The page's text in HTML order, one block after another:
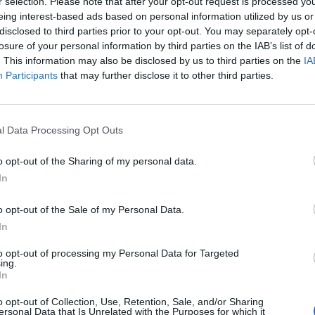
interest-based ads based on personal information utilized by us
to third parties prior to your opt-out. You may separately
of your personal information by third parties on the IAB’s list of
This information may also be disclosed by us to third parties on the
Participants that may further disclose it to other third parties.
Data Processing Opt Outs
opt-out of the Sharing of my personal data.
opt-out of the Sale of my Personal Data.
opt-out of processing my Personal Data for Targeted
opt-out of Collection, Use, Retention, Sale, and/or Sharing
Data that Is Unrelated with the Purposes for which it
del catálogo de Brompton en la red de la
la implantación decorners Bromptonen
seleccionados del grupo de distribución.
un complemento natural para la oferta de
premium dentro de un segmento en
. Juntos, podemos dar
gama más amplia de necesidades y perfiles de
coherente y complementaria”, ha
consejero delegado de Decathlon Pulse, ha
encaja perfectamente con nuestro enfoque. Esta